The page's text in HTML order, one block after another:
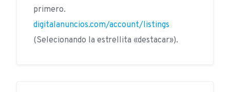
primero.
digitalanuncios.com/account/listings
(Selecionando la estrellita «destacar»).